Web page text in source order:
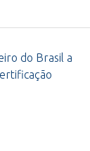
do Brasil a